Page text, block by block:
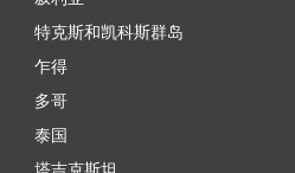
特克斯和凯科斯群岛
乍得
多哥
泰国
塔吉克斯坦